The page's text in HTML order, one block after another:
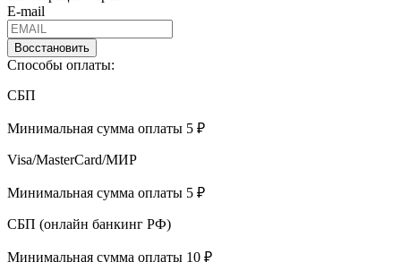
E-mail
Восстановить
Способы оплаты:
СБП
Минимальная сумма оплаты 5 ₽
Visa/MasterCard/МИР
Минимальная сумма оплаты 5 ₽
СБП (онлайн банкинг РФ)
Минимальная сумма оплаты 10 ₽